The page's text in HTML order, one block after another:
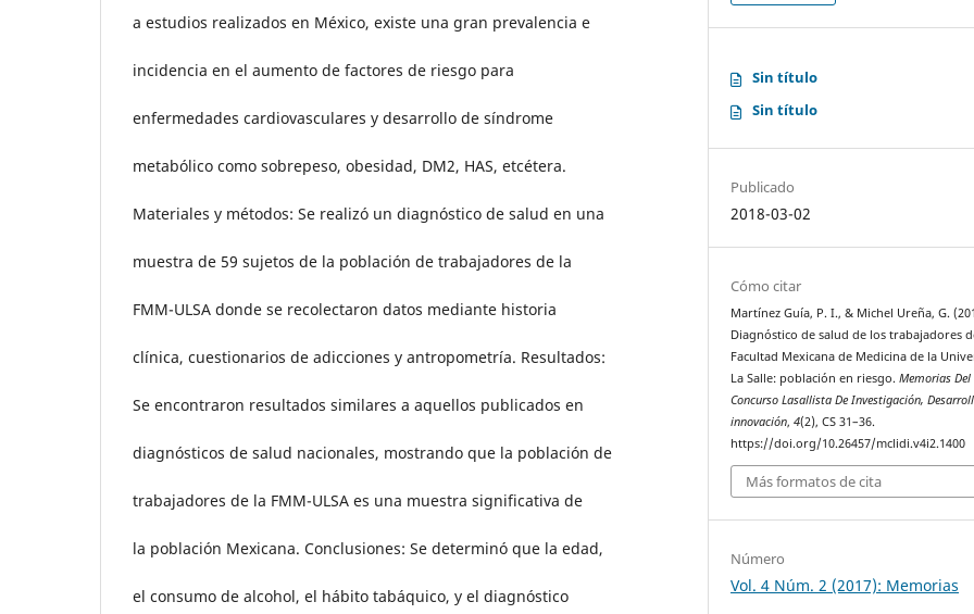
a estudios realizados en México, existe una gran prevalencia e
incidencia en el aumento de factores de riesgo para
enfermedades cardiovasculares y desarrollo de síndrome
metabólico como sobrepeso, obesidad, DM2, HAS, etcétera.
Materiales y métodos: Se realizó un diagnóstico de salud en una
muestra de 59 sujetos de la población de trabajadores de la
FMM-ULSA donde se recolectaron datos mediante historia
clínica, cuestionarios de adicciones y antropometría. Resultados:
Se encontraron resultados similares a aquellos publicados en
diagnósticos de salud nacionales, mostrando que la población de
trabajadores de la FMM-ULSA es una muestra significativa de
la población Mexicana. Conclusiones: Se determinó que la edad,
el consumo de alcohol, el hábito tabáquico, y el diagnóstico
Sin título
Sin título
Publicado
2018-03-02
Cómo citar
Martínez Guía, P. I., & Michel Ureña, G.
Diagnóstico de salud de los trabajadores
Facultad Mexicana de Medicina de la
La Salle: población en riesgo.Memorias Del
Concurso Lasallista De Investigación,
innovación,4(2), CS 31–36.
https://doi.org/10.26457/mclidi.v4i2.1400
Más formatos de cita
Número
Vol. 4 Núm. 2 (2017): Memorias